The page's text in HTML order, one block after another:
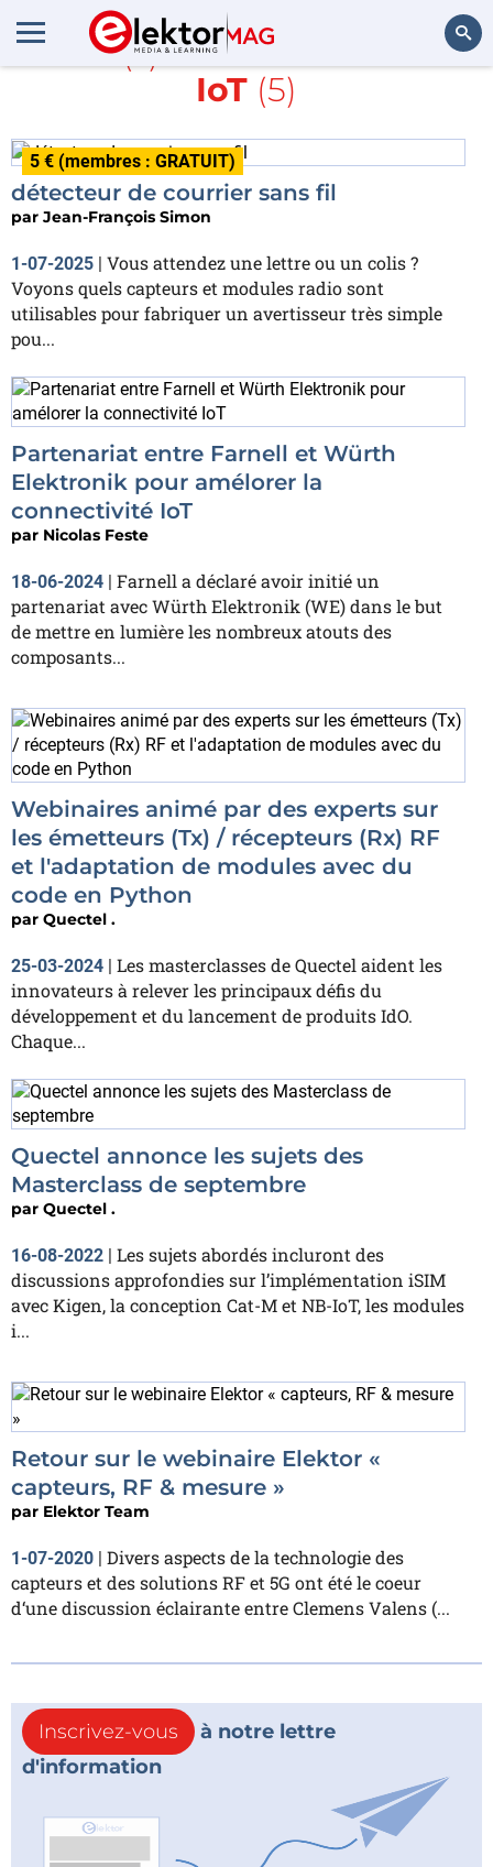
Article(s) avec la balise
et
IoT (5)
5 € (membres : GRATUIT)
détecteur de courrier sans fil
par Jean-François Simon
1-07-2025 | Vous attendez une lettre ou un colis ?
Voyons quels capteurs et modules radio sont
utilisables pour fabriquer un avertisseur très simple
pou...
Partenariat entre Farnell et Würth
Elektronik pour amélorer la
connectivité IoT
par Nicolas Feste
18-06-2024 | Farnell a déclaré avoir initié un
partenariat avec Würth Elektronik (WE) dans le but
de mettre en lumière les nombreux atouts des
composants...
Webinaires animé par des experts sur
les émetteurs (Tx) / récepteurs (Rx) RF
et l'adaptation de modules avec du
code en Python
par Quectel .
25-03-2024 | Les masterclasses de Quectel aident les
innovateurs à relever les principaux défis du
développement et du lancement de produits IdO.
Chaque...
Quectel annonce les sujets des
Masterclass de septembre
par Quectel .
16-08-2022 | Les sujets abordés incluront des
discussions approfondies sur l’implémentation iSIM
avec Kigen, la conception Cat-M et NB-IoT, les modules
i...
Retour sur le webinaire Elektor «
capteurs, RF & mesure »
par Elektor Team
1-07-2020 | Divers aspects de la technologie des
capteurs et des solutions RF et 5G ont été le coeur
d‘une discussion éclairante entre Clemens Valens (...
Inscrivez-vous
à notre lettre
d'information